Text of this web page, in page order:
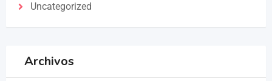
Uncategorized
Archivos